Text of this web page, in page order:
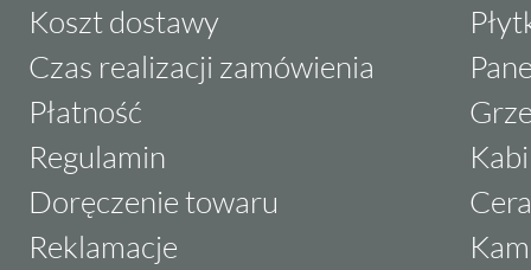
Koszt dostawy
Czas realizacji zamówienia
Płatność
Regulamin
Doręczenie towaru
Reklamacje